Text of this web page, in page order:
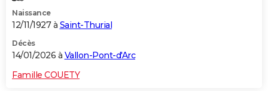
Naissance
12/11/1927 à Saint-Thurial
Décès
14/01/2026 à Vallon-Pont-d'Arc
Famille COUETY